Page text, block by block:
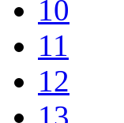
10
11
12
13